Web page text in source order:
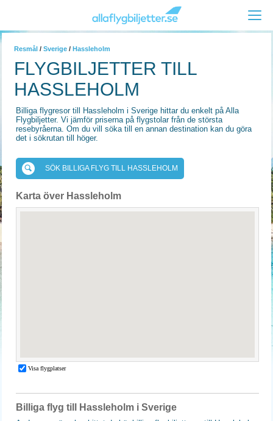
Resmål / Sverige / Hassleholm
FLYGBILJETTER TILL
HASSLEHOLM
Billiga flygresor till Hassleholm i Sverige hittar du enkelt på Alla
Flygbiljetter. Vi jämför priserna på flygstolar från de största
resebyråerna. Om du vill söka till en annan destination kan du göra
det i sökrutan till höger.
SÖK BILLIGA FLYG TILL HASSLEHOLM
Karta över Hassleholm
Billiga flyg till Hassleholm i Sverige